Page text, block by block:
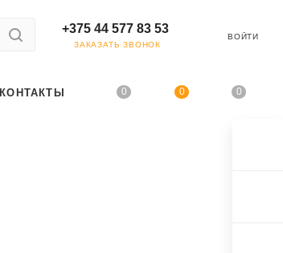
+375 44 577 83 53
ЗАКАЗАТЬ ЗВОНОК
ВОЙТИ
0 0 0
КОНТАКТЫ